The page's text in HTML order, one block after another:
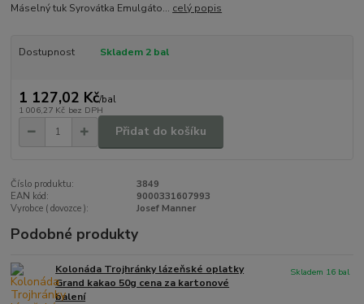
Máselný tuk Syrovátka Emulgáto... celý popis
Dostupnost Skladem 2 bal
1 127,02 Kč/bal
1 006,27 Kč bez DPH
Přidat do košíku
Číslo produktu:
3849
EAN kód:
9000331607993
Vyrobce ( dovozce ):
Josef Manner
Podobné produkty
Kolonáda Trojhránky lázeňské oplatky
Grand kakao 50g cena za kartonové
balení
Skladem 16 bal